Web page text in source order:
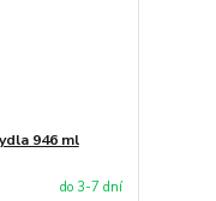
946 ml
do 3-7 dní